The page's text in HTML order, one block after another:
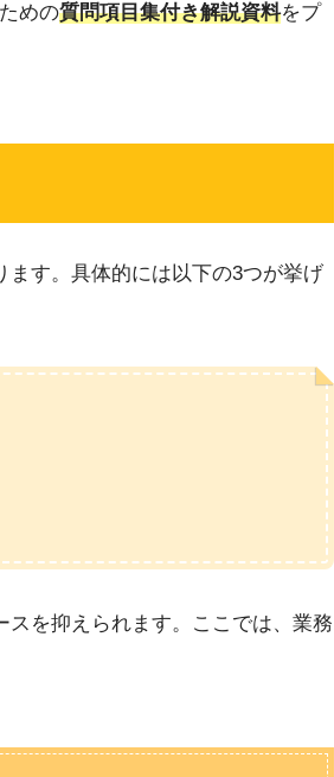
めの質問項目集付き解説資料をプ
す。具体的には以下の3つが挙げ
を抑えられます。ここでは、業務